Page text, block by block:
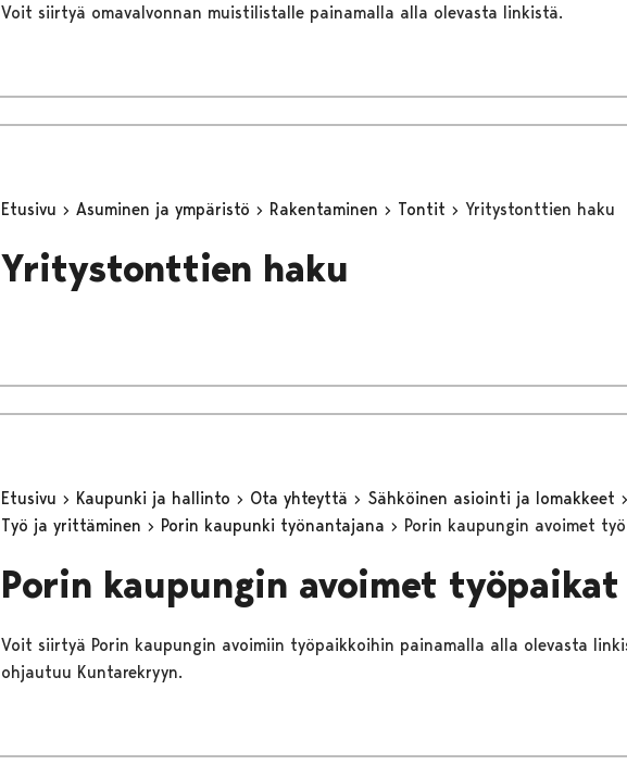
Voit siirtyä omavalvonnan muistilistalle painamalla alla olevasta linkistä.
Etusivu Asuminen ja ympäristö Rakentaminen Tontit Yritystonttien haku
Yritystonttien haku
Etusivu Kaupunki ja hallinto Ota yhteyttä
Sähköinen asiointi ja lomakkeet
Työ ja yrittäminen
Porin kaupunki työnantajana Porin kaupungin avoimet
Porin kaupungin avoimet työpaikat
Voit siirtyä Porin kaupungin avoimiin työpaikkoihin painamalla alla olevasta
ohjautuu Kuntarekryyn.